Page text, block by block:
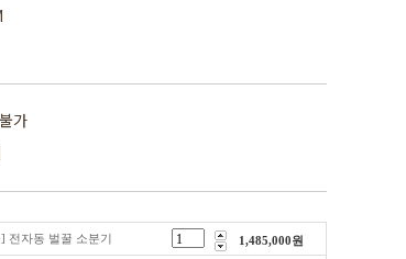
가
전자동 벌꿀 소분기 1,485,000원